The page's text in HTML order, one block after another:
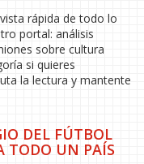
rápida de todo lo
portal: análisis
sobre cultura
si quieres
la lectura y mantente
DEL FÚTBOL
TODO UN PAÍS